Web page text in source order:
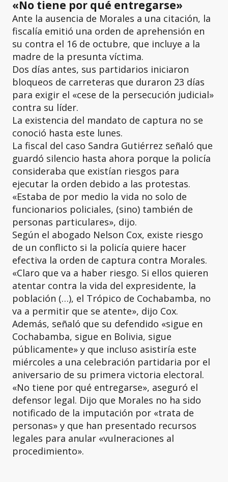
«No tiene por qué entregarse»
Ante la ausencia de Morales a una citación, la
fiscalía emitió una orden de aprehensión en
su contra el 16 de octubre, que incluye a la
madre de la presunta víctima.
Dos días antes, sus partidarios iniciaron
bloqueos de carreteras que duraron 23 días
para exigir el «cese de la persecución judicial»
contra su líder.
La existencia del mandato de captura no se
conoció hasta este lunes.
La fiscal del caso Sandra Gutiérrez señaló que
guardó silencio hasta ahora porque la policía
consideraba que existían riesgos para
ejecutar la orden debido a las protestas.
«Estaba de por medio la vida no solo de
funcionarios policiales, (sino) también de
personas particulares», dijo.
Según el abogado Nelson Cox, existe riesgo
de un conflicto si la policía quiere hacer
efectiva la orden de captura contra Morales.
«Claro que va a haber riesgo. Si ellos quieren
atentar contra la vida del expresidente, la
población (…), el Trópico de Cochabamba, no
va a permitir que se atente», dijo Cox.
Además, señaló que su defendido «sigue en
Cochabamba, sigue en Bolivia, sigue
públicamente» y que incluso asistiría este
miércoles a una celebración partidaria por el
aniversario de su primera victoria electoral.
«No tiene por qué entregarse», aseguró el
defensor legal. Dijo que Morales no ha sido
notificado de la imputación por «trata de
personas» y que han presentado recursos
legales para anular «vulneraciones al
procedimiento».